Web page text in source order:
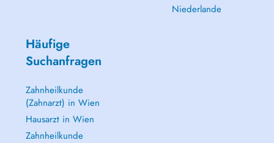
Niederlande
Häufige
Suchanfragen
Zahnheilkunde
(Zahnarzt) in Wien
Hausarzt in Wien
Zahnheilkunde